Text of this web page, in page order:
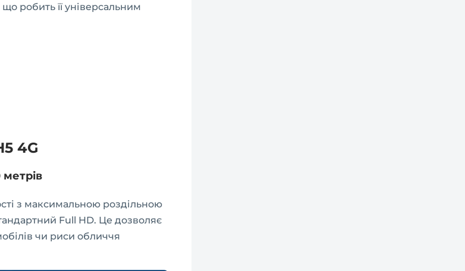
робить її універсальним
4G
з максимальною роздільною
Full HD. Це дозволяє
чи риси обличчя